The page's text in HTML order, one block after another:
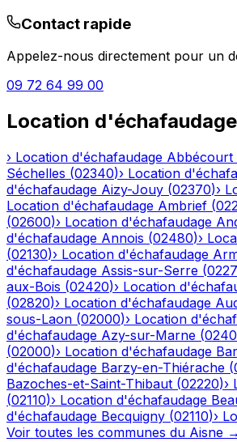
Contact rapide
Appelez-nous directement pour un
09 72 64 99 00
Location d'échafaudage
› Location d'échafaudage Abbécourt
Séchelles (02340)› Location
d'échafaudage Aizy-Jouy (02370)›
Location d'échafaudage Ambrief (
(02600)› Location d'échafaudage
d'échafaudage Annois (02480)›
(02130)› Location d'échafaudage
d'échafaudage Assis-sur-Serre (
aux-Bois (02420)› Location
(02820)› Location d'échafaudage
sous-Laon (02000)› Location
d'échafaudage Azy-sur-Marne (
(02000)› Location d'échafaudage
d'échafaudage Barzy-en-Thiérache (
Bazoches-et-Saint-Thibaut (02220)›
(02110)› Location d'échafaudage
d'échafaudage Becquigny (02110)›
Voir toutes les communes du Aisne →